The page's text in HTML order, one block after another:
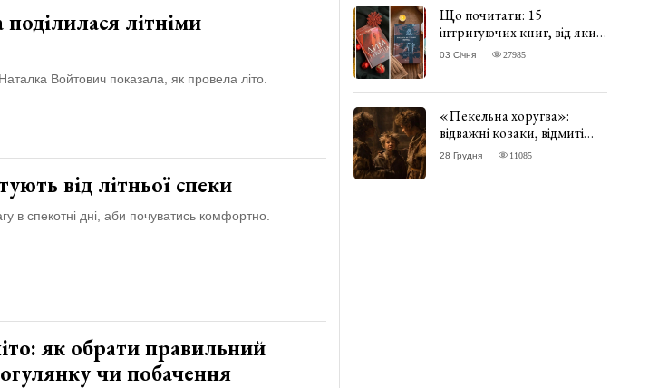
літніми
Войтович показала, як провела літо.
від літньої спеки
в спекотні дні, аби почуватись комфортно.
як обрати правильний
чи побачення
Що почитати: 15
інтригуючих книг, від яких
важко відірватись. ФОТО
03 Січня 27985
«Пекельна хоругва»:
відважні козаки, відмиті
чорти та відчайдушний
28 Грудня 11085